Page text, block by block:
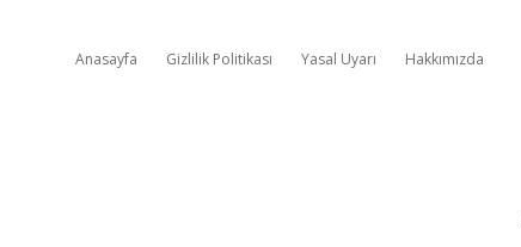
Anasayfa Gizlilik Politikası Yasal Uyarı Hakkımızda